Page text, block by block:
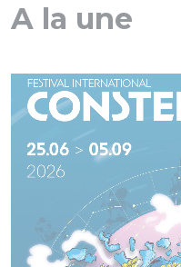
A la une